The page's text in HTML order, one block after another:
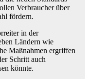
Verbraucher über
fördern.
in der
Ländern wie
Maßnahmen ergriffen
Schritt auch
könnte.